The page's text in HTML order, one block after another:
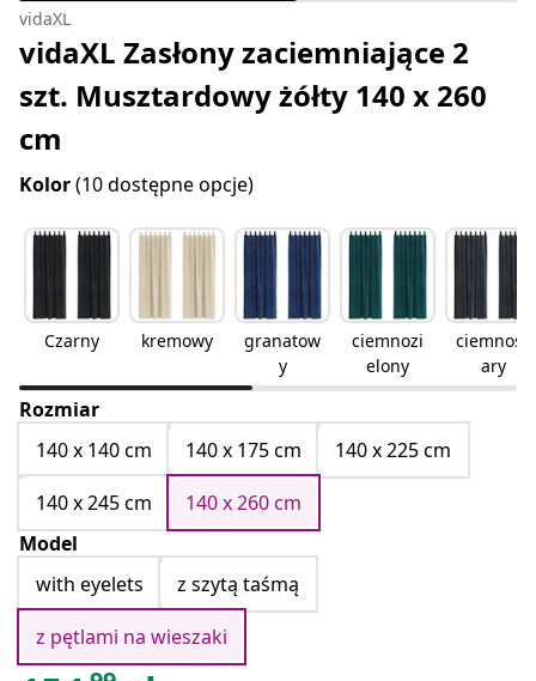
vidaXL
vidaXL Zasłony zaciemniające 2
szt. Musztardowy żółty 140 x 260
cm
Kolor(10 dostępne opcje)
Czarny kremowy
granatow
y
ciemnozi
elony
ciemnosz
ary
Rozmiar
140 x 140 cm
140 x 175 cm
140 x 225 cm
140 x 245 cm
140 x 260 cm
Model
with eyelets
z szytą taśmą
z pętlami na wieszaki